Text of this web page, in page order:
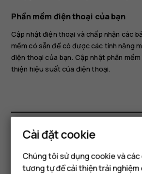
dụng
Nokia
8.3
Phần mềm điện thoại của bạn
Cập nhật điện thoại và chấp nhận các
mềm có sẵn để có được các tính năng
điện thoại của bạn. Cập nhật phần
thiện hiệu suất của điện thoại.
Bạn tìm được thông tin hữu
Có Không
Cài đặt cookie
Chúng tôi sử dụng cookie và các
tương tự để cải thiện trải nghiệm